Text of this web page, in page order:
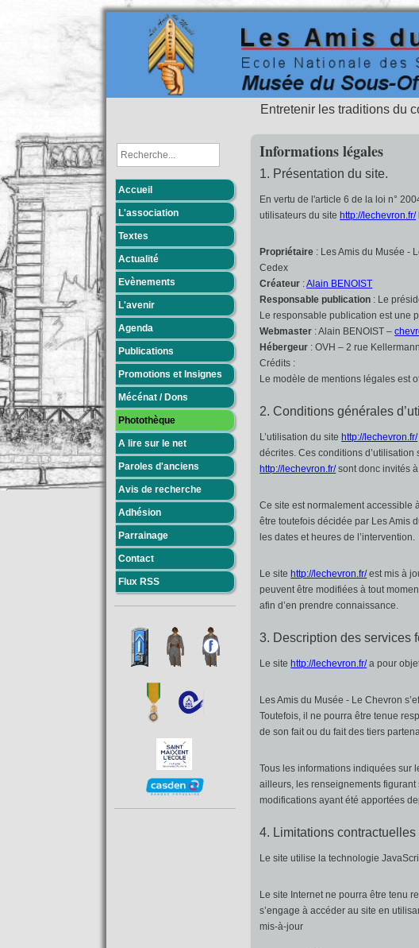
Entretenir les traditions du
Accueil
L'association
Textes
Actualité
Evènements
L'avenir
Agenda
Publications
Promotions et Insignes
Mécénat / Dons
Photothèque
A lire sur le net
Paroles d'anciens
Avis de recherche
Adhésion
Parrainage
Contact
Flux RSS
Informations légales
1. Présentation du site.
En vertu de l'article 6 de la loi n°
utilisateurs du sitehttp://lechevron.fr/
Propriétaire : Les Amis du Musée -
Cedex
Créateur :Alain BENOIST
Responsable publication : Le
Le responsable publication est une
Webmaster : Alain BENOIST –
Hébergeur : OVH – 2 rue
Crédits :
Le modèle de mentions légales est
2. Conditions générales
L’utilisation du sitehttp://lechevron.fr/
décrites. Ces conditions
http://lechevron.fr/sont donc invités
Ce site est normalement accessible
être toutefois décidée par Les Amis
les dates et heures de l’intervention.
Le sitehttp://lechevron.fr/est mis à
peuvent être modifiées à tout
afin d’en prendre connaissance.
3. Description des services
Le sitehttp://lechevron.fr/a pour
Les Amis du Musée - Le Chevron
Toutefois, il ne pourra être tenue
de son fait ou du fait des tiers
Tous les informations indiquées sur
ailleurs, les renseignements
modifications ayant été apportées
4. Limitations
Le site utilise la technologie
Le site Internet ne pourra être tenu
s’engage à accéder au site en
mis-à-jour